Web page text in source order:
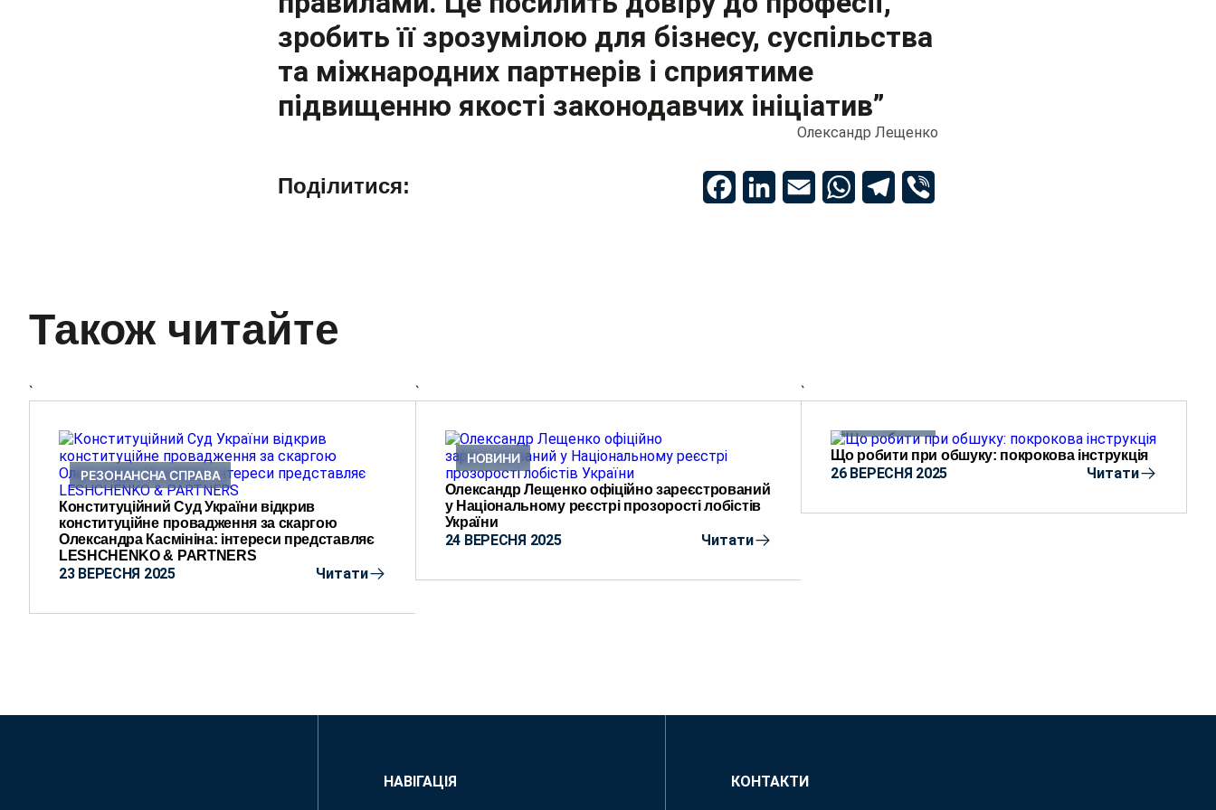
зробить її зрозумілою для бізнесу, суспільства
та міжнародних партнерів і сприятиме
підвищенню якості законодавчих ініціатив”
Олександр Лещенко
Поділитися:
FacebookLinkedInEmail WhatsAppTelegram
Також читайте
`
РЕЗОНАНСНА СПРАВА
Конституційний Суд України відкрив
конституційне провадження за скаргою
Олександра Касмініна: інтереси представляє
LESHCHENKO & PARTNERS
23 ВЕРЕСНЯ 2025 Читати
`
НОВИНИ
Олександр Лещенко офіційно зареєстрований
у Національному реєстрі прозорості лобістів
України
24 ВЕРЕСНЯ 2025 Читати
`
Що робити при обшуку: покрокова інструкція
26 ВЕРЕСНЯ 2025 Читати
НАВІГАЦІЯ КОНТАКТИ